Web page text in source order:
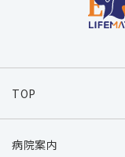
TOP
病院案内